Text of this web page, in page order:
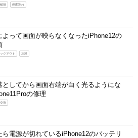
損 画面割れ
よって画面が映らなくなったiPhone12の
クアウト 水没
としてから画面右端が白く光るようにな
の修理
換
ら電源が切れているiPhone12のバッテリ